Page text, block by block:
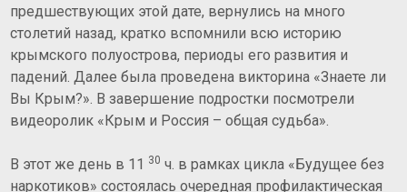
предшествующих этой дате, вернулись на много
столетий назад, кратко вспомнили всю историю
крымского полуострова, периоды его развития и
падений. Далее была проведена викторина «Знаете ли
Вы Крым?». В завершение подростки посмотрели
видеоролик «Крым и Россия – общая судьба».
В этот же день в 11 30 ч. в рамках цикла «Будущее без
наркотиков» состоялась очередная профилактическая